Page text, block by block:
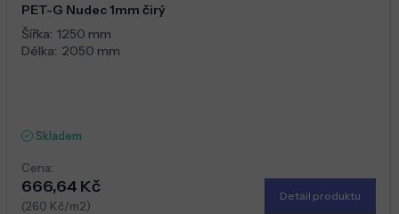
PET-G Nudec 1mm čirý
Šířka: 1250 mm
Délka: 2050 mm
Skladem
Cena:
666,64 Kč
(260 Kč/m2)
Detail produktu